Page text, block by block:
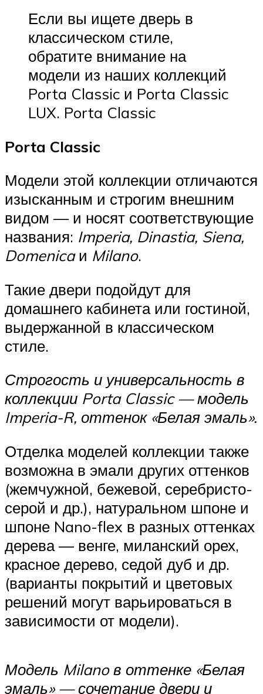
Если вы ищете дверь в
классическом стиле,
обратите внимание на
модели из наших коллекций
Porta Classic и Porta Classic
LUX. Porta Classic
Porta Classic
Модели этой коллекции отличаются
изысканным и строгим внешним
видом — и носят соответствующие
названия: Imperia, Dinastia, Siena,
Domenicaи Milano.
Такие двери подойдут для
домашнего кабинета или гостиной,
выдержанной в классическом
стиле.
Строгость и универсальность в
коллекции Porta Classic — модель
Imperia-R, оттенок «Белая эмаль».
Отделка моделей коллекции также
возможна в эмали других оттенков
(жемчужной, бежевой, серебристо-
серой и др.), натуральном шпоне и
шпоне Nano-flex в разных оттенках
дерева — венге, миланский орех,
красное дерево, седой дуб и др.
(варианты покрытий и цветовых
решений могут варьироваться в
зависимости от модели).
Модель Milano в оттенке «Белая
эмаль»— сочетание двери и